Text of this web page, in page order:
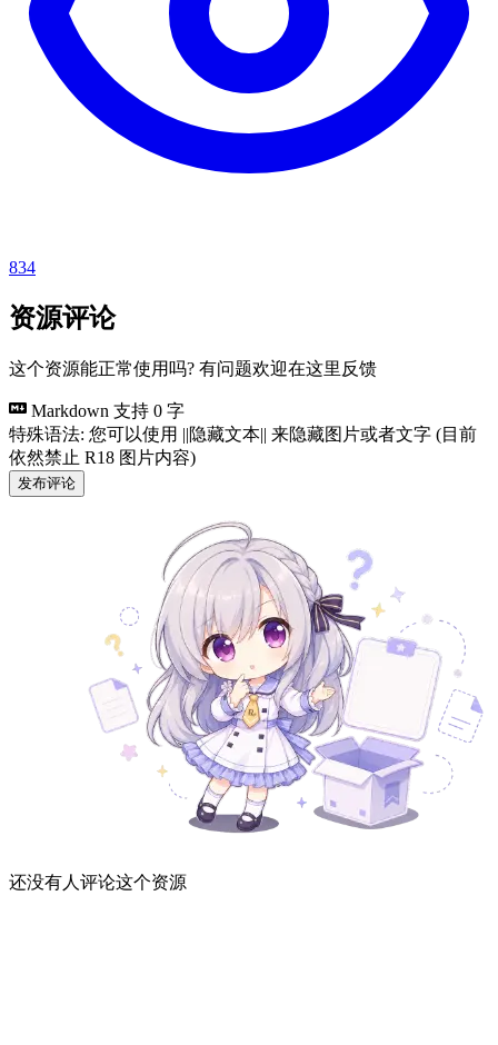
834
资源评论
这个资源能正常使用吗? 有问题欢迎在这里反馈
Markdown 支持 0 字
特殊语法: 您可以使用 ||隐藏文本|| 来隐藏图片或者文字 (目前
依然禁止 R18 图片内容)
发布评论
还没有人评论这个资源